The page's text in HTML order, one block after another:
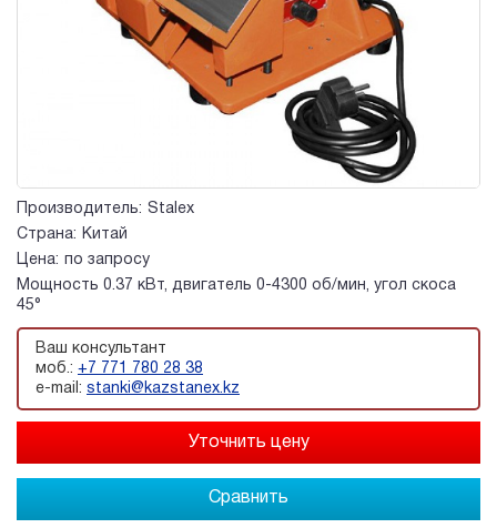
Производитель: Stalex
Страна:
Китай
Цена:
по запросу
Мощность 0.37 кВт, двигатель 0-4300 об/мин, угол скоса
45°
Ваш консультант
моб.: +7 771 780 28 38
e-mail: stanki@kazstanex.kz
Сравнить